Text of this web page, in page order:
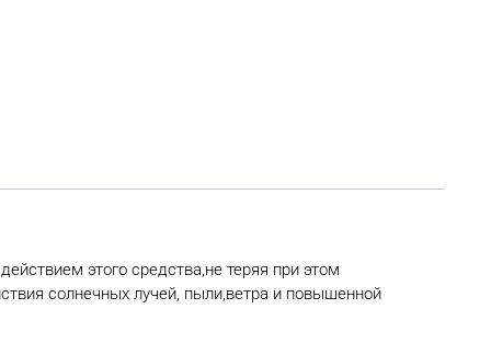
этого средства,не теряя при этом
солнечных лучей, пыли,ветра и повышенной